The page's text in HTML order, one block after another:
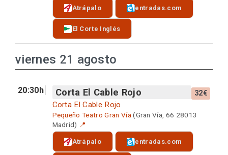
Atrápalo entradas.com
El Corte Inglés
viernes 21 agosto
20:30h Corta El Cable Rojo 32€
Corta El Cable Rojo
Pequeño Teatro Gran Vía (Gran Vía, 66 28013
Madrid) 📍
Atrápalo entradas.com